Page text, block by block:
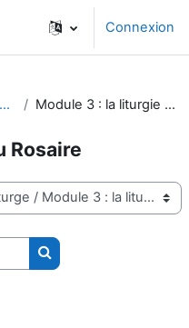
Connexion
Ministre Liturge Module 3 : la liturgie du Rosaire
Rosaire
Rechercher des cours